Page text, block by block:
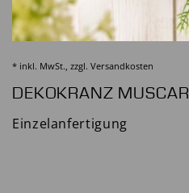
* inkl. MwSt., zzgl. Versandkosten
DEKOKRANZ MUSCARI
Einzelanfertigung